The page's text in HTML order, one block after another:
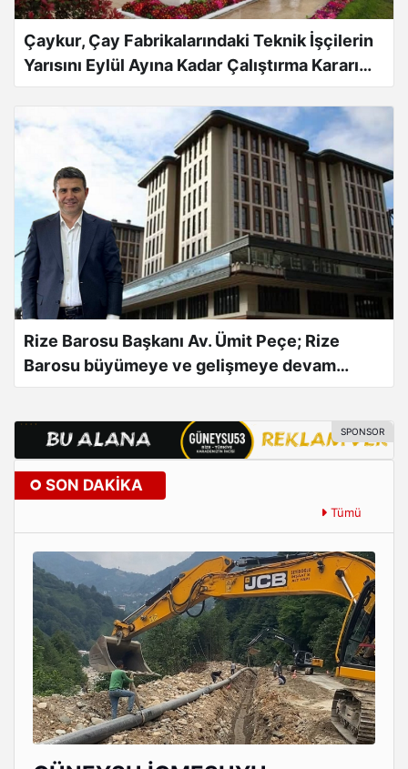
Çaykur, Çay Fabrikalarındaki Teknik İşçilerin
Yarısını Eylül Ayına Kadar Çalıştırma Kararı
Aldı
Rize Barosu Başkanı Av. Ümit Peçe; Rize
Barosu büyümeye ve gelişmeye devam
ediyor!
SON DAKIKA
Tümü